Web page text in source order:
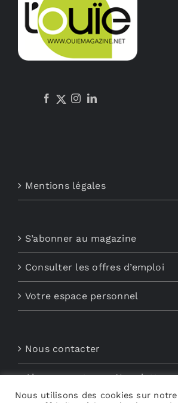
Mentions légales
S’abonner au magazine
Consulter les offres d’emploi
Votre espace personnel
Nous contacter
Abonnements aux Newsletters
Nous utilisons des cookies sur